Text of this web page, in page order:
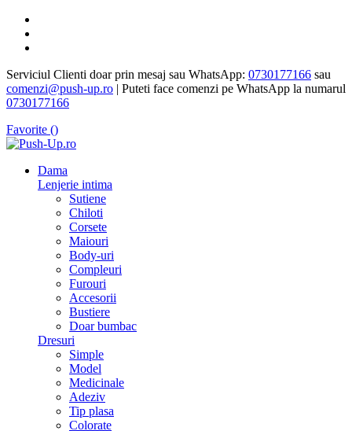
Serviciul Clienti doar prin mesaj sau WhatsApp: 0730177166 sau
comenzi@push-up.ro | Puteti face comenzi pe WhatsApp la numarul
0730177166
Favorite ()
Dama
Lenjerie intima
Sutiene
Chiloti
Corsete
Maiouri
Body-uri
Compleuri
Furouri
Accesorii
Bustiere
Doar bumbac
Dresuri
Simple
Model
Medicinale
Adeziv
Tip plasa
Colorate